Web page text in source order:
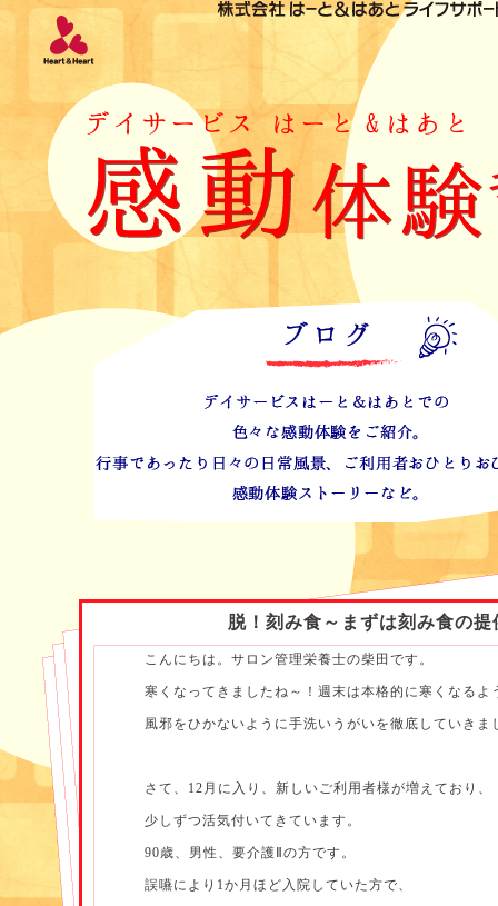
脱！刻み食～まずは刻み食の提
こんにちは。サロン管理栄養士の柴田です。
寒くなってきましたね～！週末は本格的に寒くなるよ
風邪をひかないように手洗いうがいを徹底していき
さて、12月に入り、新しいご利用者様が増えており、
少しずつ活気付いてきています。
90歳、男性、要介護Ⅱの方です。
誤嚥により1か月ほど入院していた方で、